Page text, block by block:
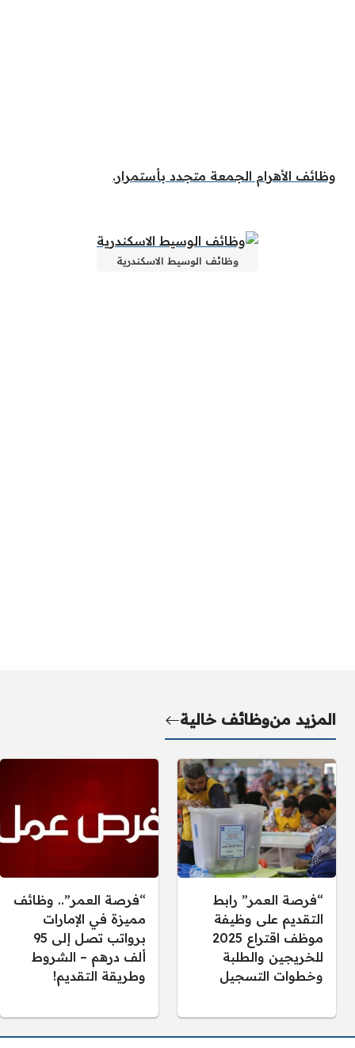
وظائف الأهرام الجمعة متجدد بأستمرار.
وظائف الوسيط الاسكندرية
المزيد منوظائف خالية
“فرصة العمر” رابط
التقديم على وظيفة
موظف اقتراع 2025
للخريجين والطلبة
وخطوات التسجيل
“فرصة العمر”.. وظائف
مميزة في الإمارات
برواتب تصل إلى 95
ألف درهم – الشروط
وطريقة التقديم!